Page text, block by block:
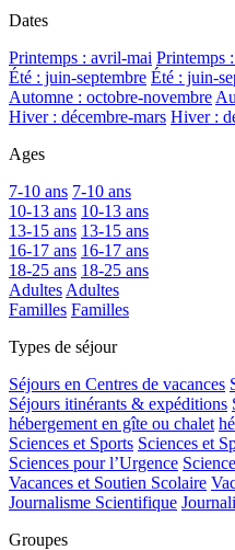
Dates
Printemps : avril-mai Printemps
Été : juin-septembre Été : juin-
Automne : octobre-novembre
Hiver : décembre-mars Hiver :
Ages
7-10 ans 7-10 ans
10-13 ans 10-13 ans
13-15 ans 13-15 ans
16-17 ans 16-17 ans
18-25 ans 18-25 ans
Adultes Adultes
Familles Familles
Types de séjour
Séjours en Centres de vacances
Séjours itinérants & expéditions
hébergement en gîte ou chalet
Sciences et Sports Sciences et
Sciences pour l’Urgence
Vacances et Soutien Scolaire
Journalisme Scientifique
Groupes